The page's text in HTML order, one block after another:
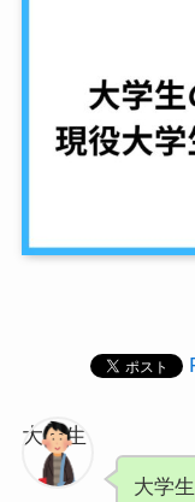
大学生
大学